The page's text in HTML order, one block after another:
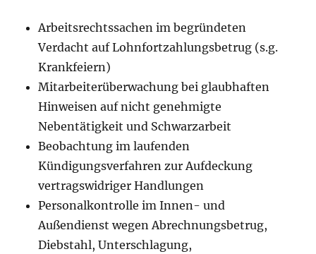
Arbeitsrechtssachen im begründeten
Verdacht auf Lohnfortzahlungsbetrug (s.g.
Krankfeiern)
Mitarbeiterüberwachung bei glaubhaften
Hinweisen auf nicht genehmigte
Nebentätigkeit und Schwarzarbeit
Beobachtung im laufenden
Kündigungsverfahren zur Aufdeckung
vertragswidriger Handlungen
Personalkontrolle im Innen- und
Außendienst wegen Abrechnungsbetrug,
Diebstahl, Unterschlagung,